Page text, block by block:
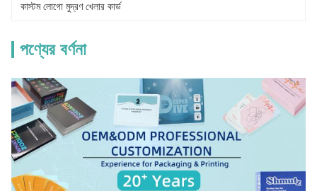
কাস্টম লোগো মুদ্রণ খেলার কার্ড
পণ্যের বর্ণনা